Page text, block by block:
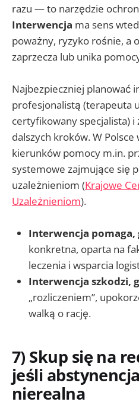
razu — to narzędzie
Interwencja ma sens
poważny, ryzyko rośnie, a
zaprzecza lub unika
Najbezpieczniej planować
profesjonalistą (terapeuta
certyfikowany specjalista) i
dalszych kroków. W
kierunków pomocy m.in.
systemowe zajmujące się
uzależnieniom (Krajowe
Uzależnieniom).
Interwencja pomaga,
konkretna, oparta na
leczenia i wsparcia
Interwencja szkodzi,
„rozliczeniem”,
walką o rację.
7) Skup się na
jeśli
nierealna